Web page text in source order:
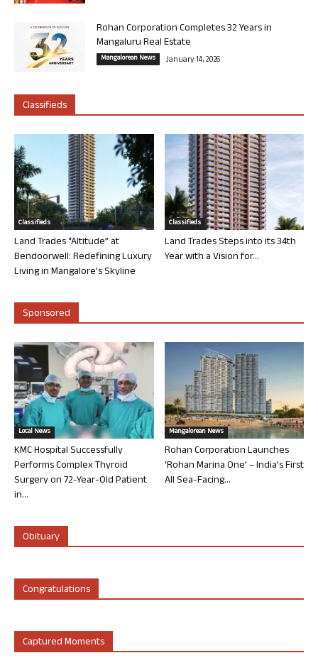
Rohan Corporation Completes 32 Years in
Mangaluru Real Estate
Mangalorean News January 14, 2026
Classifieds
Classifieds
Land Trades “Altitude” at
Bendoorwell: Redefining Luxury
Living in Mangalore’s Skyline
Classifieds
Land Trades Steps into its 34th
Year with a Vision for...
Sponsored
Local News
KMC Hospital Successfully
Performs Complex Thyroid
Surgery on 72-Year-Old Patient
in...
Mangalorean News
Rohan Corporation Launches
‘Rohan Marina One’ – India’s First
All Sea-Facing...
Obituary
Congratulations
Captured Moments